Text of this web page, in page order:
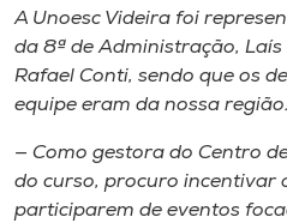
A Unoesc Videira foi
da 8ª de Administração,
Rafael Conti, sendo que os
equipe eram da nossa região.
— Como gestora do Centro
do curso, procuro incentivar
participarem de eventos